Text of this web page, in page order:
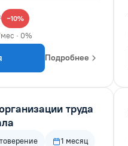
−10%
· 0%
Подробнее
труда
1 месяц